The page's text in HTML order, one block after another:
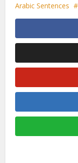
Arabic Sentences